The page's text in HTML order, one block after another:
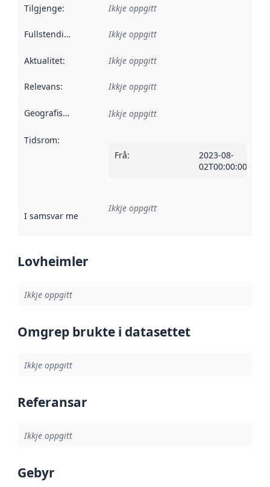
Tilgjenge: Ikkje oppgitt
Fullstendigheit Ikkje oppgitt
Aktualitet: Ikkje oppgitt
Relevans: Ikkje oppgitt
Geografisk område Ikkje oppgitt
Tidsrom:
Frå:
2023-08-
02T00:00:00Z
I samsvar med Referanse til ei implementeringsregel eller
Ikkje oppgitt
Lovheimler
Ikkje oppgitt
Omgrep brukte i datasettet
Ikkje oppgitt
Referansar
Ikkje oppgitt
Gebyr